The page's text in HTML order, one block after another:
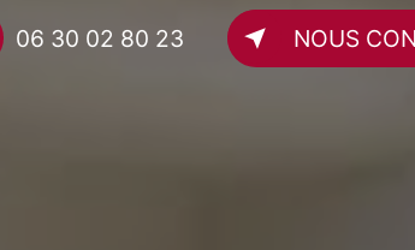
06 30 02 80 23 NOUS